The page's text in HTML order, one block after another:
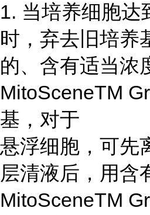
1. 当培养细胞达
时，弃去旧培养
的、含有适当浓
MitoSceneTM
基，对于
悬浮细胞，可先
层清液后，用含
MitoSceneTM